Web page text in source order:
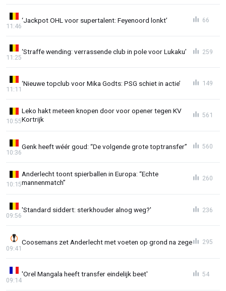
‘Jackpot OHL voor supertalent: Feyenoord lonkt’
11:46
66
‘Straffe wending: verrassende club in pole voor Lukaku’
11:25
259
‘Nieuwe topclub voor Mika Godts: PSG schiet in actie’
11:11
149
Leko hakt meteen knopen door voor opener tegen KV
Kortrijk
10:55
561
Genk heeft wéér goud: “De volgende grote toptransfer”
10:36
560
Anderlecht toont spierballen in Europa: “Echte
mannenmatch”
10:15
260
'Standard siddert: sterkhouder alnog weg?'
09:56
236
Coosemans zet Anderlecht met voeten op grond na zege
09:41
295
'Orel Mangala heeft transfer eindelijk beet'
09:14
54